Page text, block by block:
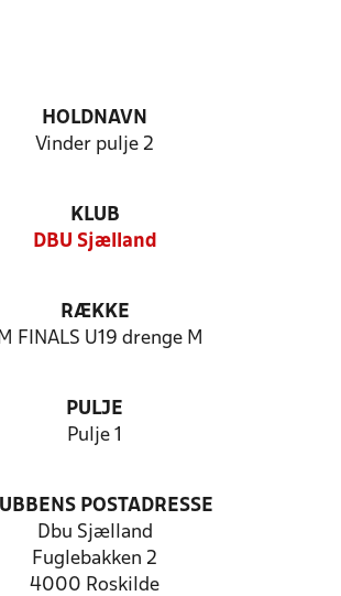
HOLDNAVN
Vinder pulje 2
KLUB
DBU Sjælland
RÆKKE
FINALS U19 drenge M
PULJE
Pulje 1
POSTADRESSE
Dbu Sjælland
Fuglebakken 2
4000 Roskilde